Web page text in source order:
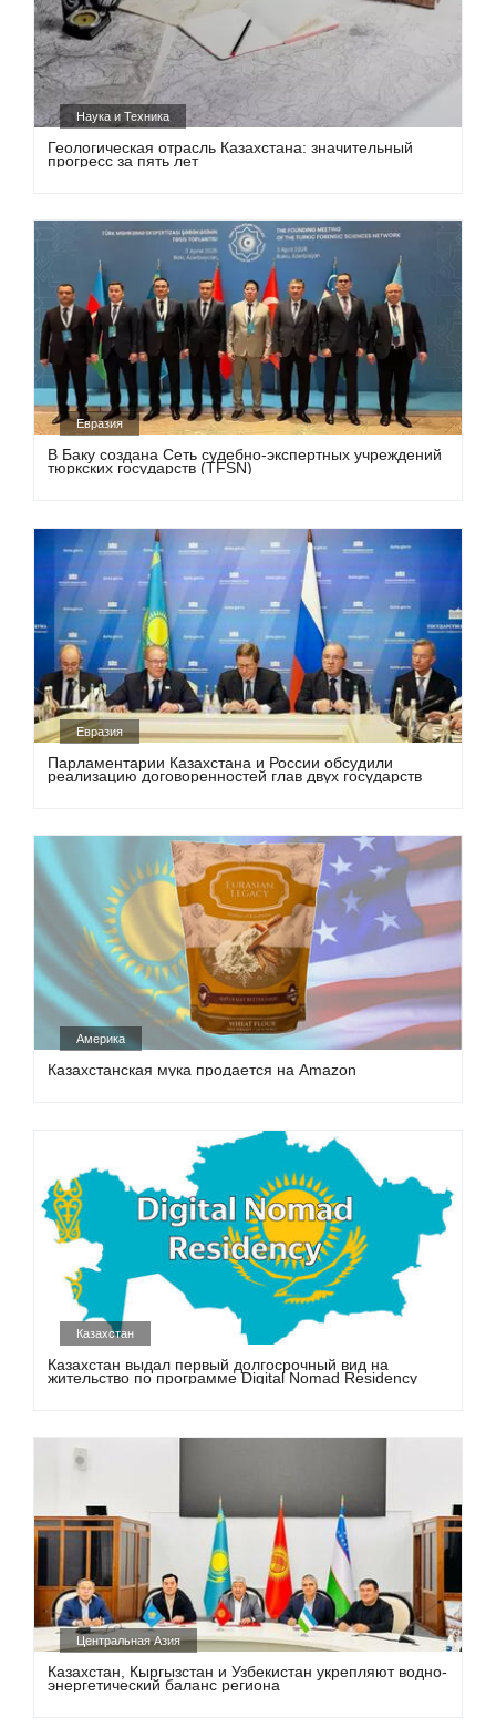
Наука и Техника
Геологическая отрасль Казахстана: значительный
прогресс за пять лет
Евразия
В Баку создана Сеть судебно-экспертных учреждений
тюркских государств (TFSN)
Евразия
Парламентарии Казахстана и России обсудили
реализацию договоренностей глав двух государств
Америка
Казахстанская мука продается на Amazon
Казахстан
Казахстан выдал первый долгосрочный вид на
жительство по программе Digital Nomad Residency
Центральная Азия
Казахстан, Кыргызстан и Узбекистан укрепляют водно-
энергетический баланс региона